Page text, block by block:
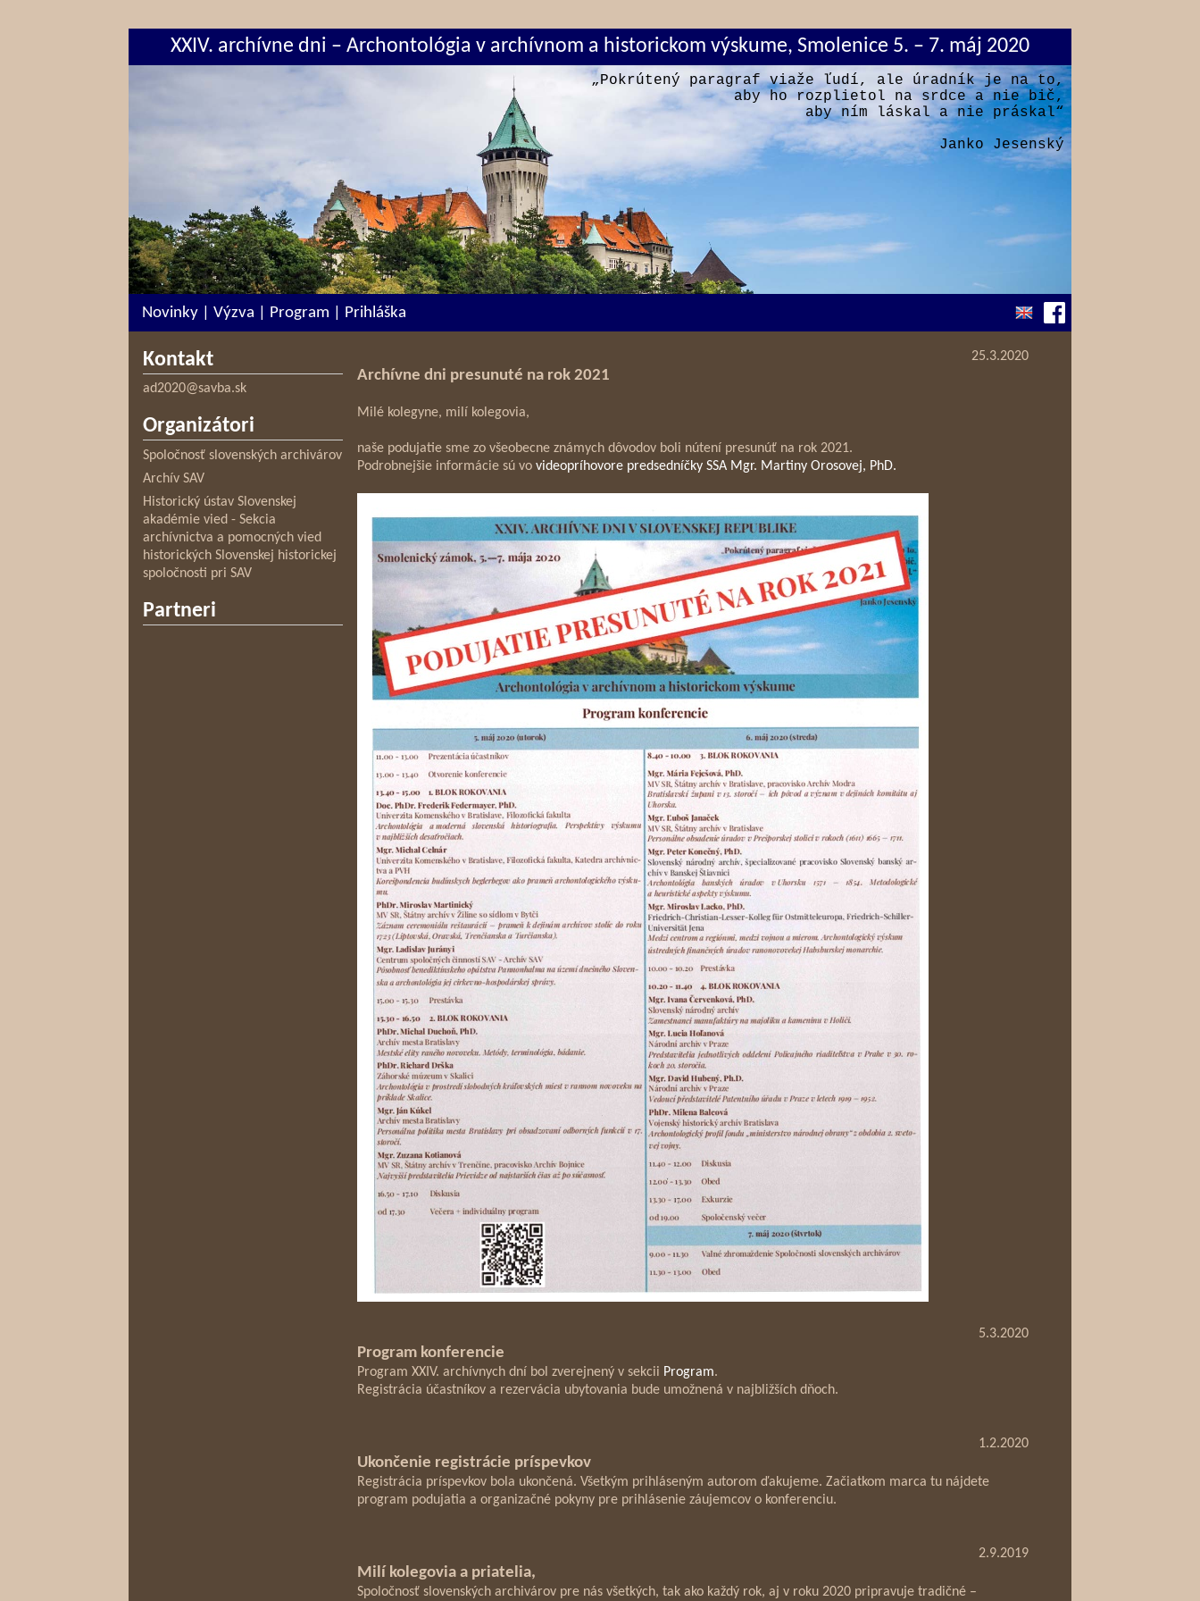
XXIV. archívne dni – Archontológia v archívnom a historickom výskume, Smolenice 5. – 7. máj 2020
„Pokrútený paragraf viaže ľudí, ale úradník je na to,
aby ho rozplietol na srdce a nie bič,
aby ním láskal a nie práskal“
Janko Jesenský
Novinky |Výzva Program Prihláška
Kontakt
ad2020@savba.sk
Organizátori
Spoločnosť slovenských archivárov
Archív SAV
Historický ústav Slovenskej
akadémie vied - Sekcia
archívnictva a pomocných vied
historických Slovenskej historickej
spoločnosti pri SAV
Partneri
25.3.2020
Archívne dni presunuté na rok 2021
Milé kolegyne, milí kolegovia,
naše podujatie sme zo všeobecne známych dôvodov boli nútení presunúť na rok 2021.
Podrobnejšie informácie sú vo videopríhovore predsedníčky SSA Mgr. Martiny Orosovej, PhD.
5.3.2020
Program konferencie
Program XXIV. archívnych dní bol zverejnený v sekcii Program.
Registrácia účastníkov a rezervácia ubytovania bude umožnená v najbližších dňoch.
1.2.2020
Ukončenie registrácie príspevkov
Registrácia príspevkov bola ukončená. Všetkým prihláseným autorom ďakujeme. Začiatkom marca tu nájdete
program podujatia a organizačné pokyny pre prihlásenie záujemcov o konferenciu.
2.9.2019
Milí kolegovia a priatelia,
Spoločnosť slovenských archivárov pre nás všetkých, tak ako každý rok, aj v roku 2020 pripravuje tradičné –